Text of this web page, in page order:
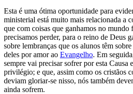
Esta é uma ótima oportunidade para
ministerial está muito mais relacionada a
que com coisas que ganhamos no mundo
precisamos perder, para o reino de Deus
sobre lembranças que os alunos têm
deles por amor ao Evangelho. Em
sempre vai precisar sofrer por esta Causa
privilégio; e que, assim como os cristãos
deviam gloriar-se nisso, nós também
ainda sofrem.